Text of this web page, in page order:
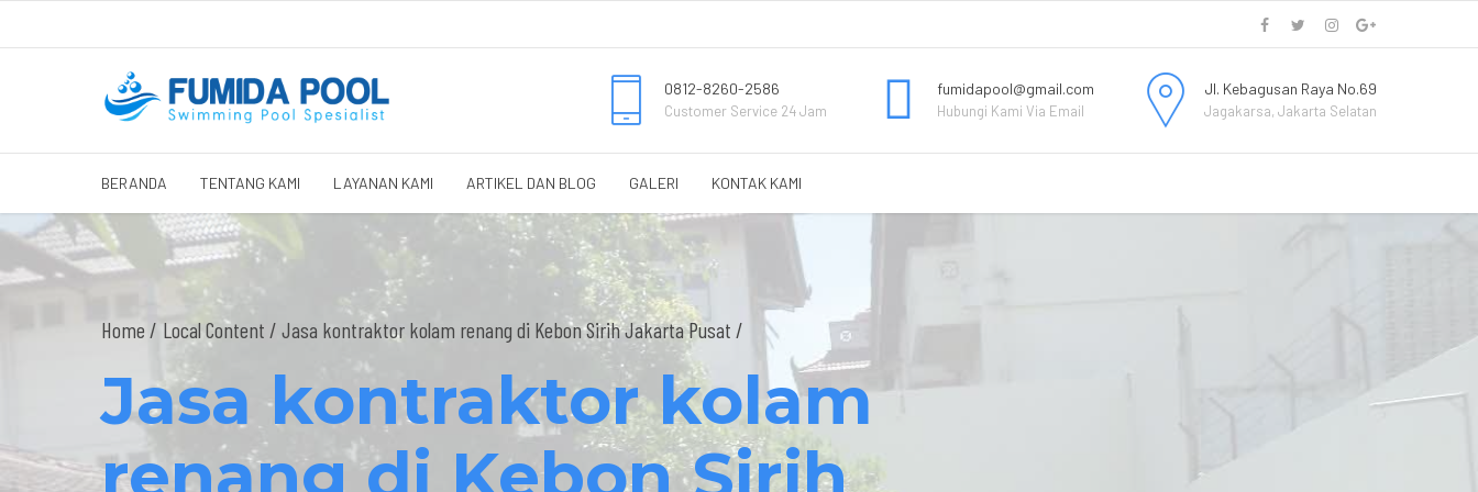
0812-8260-2586
Customer Service 24 Jam
fumidapool@gmail.com
Hubungi Kami Via Email
Jl. Kebagusan Raya No.69
Jagakarsa, Jakarta Selatan
BERANDA TENTANG KAMI LAYANAN KAMI ARTIKEL DAN BLOG GALERI KONTAK KAMI
Home Local Content / Jasa kontraktor kolam renang di Kebon Sirih Jakarta Pusat /
Jasa kontraktor kolam